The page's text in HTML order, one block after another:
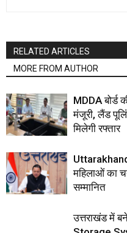
RELATED ARTICLES
MORE FROM AUTHOR
MDDA बोर्ड
मंजूरी, लैंड
मिलेगी रफ्तार
महिलाओं का
सम्मानित
उत्तराखंड में